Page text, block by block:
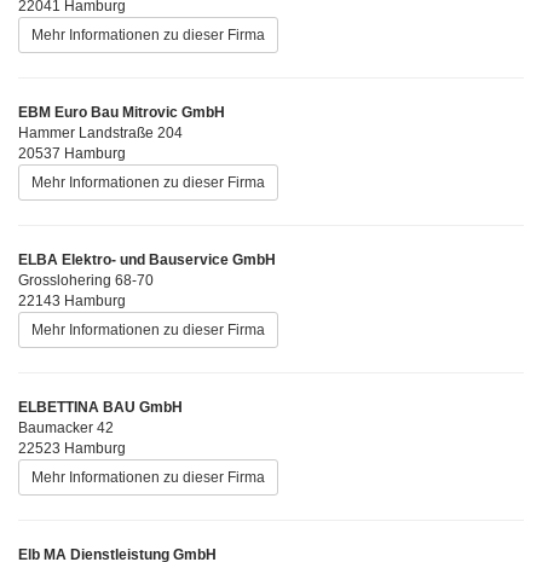
22041 Hamburg
Mehr Informationen zu dieser Firma
EBM Euro Bau Mitrovic GmbH
Hammer Landstraße 204
20537 Hamburg
Mehr Informationen zu dieser Firma
ELBA Elektro- und Bauservice GmbH
Grosslohering 68-70
22143 Hamburg
Mehr Informationen zu dieser Firma
ELBETTINA BAU GmbH
Baumacker 42
22523 Hamburg
Mehr Informationen zu dieser Firma
Elb MA Dienstleistung GmbH